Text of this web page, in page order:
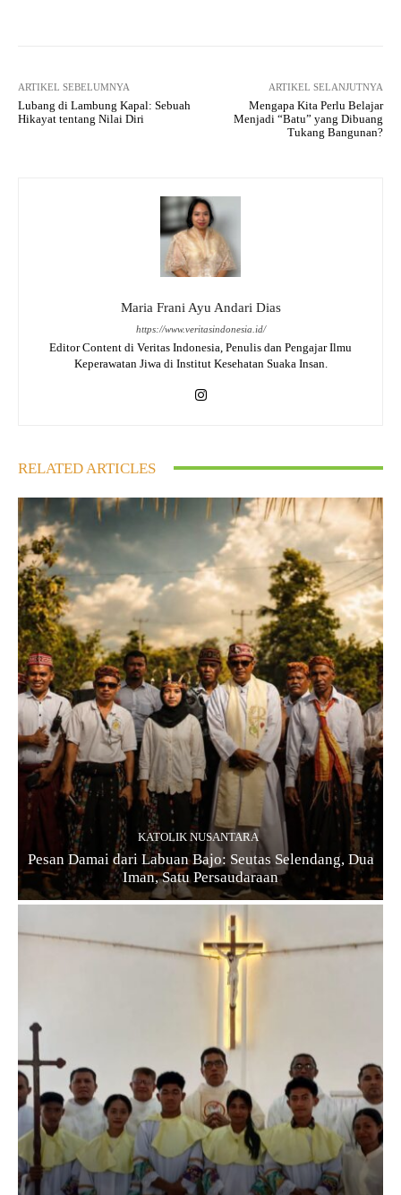
ARTIKEL SEBELUMNYA
Lubang di Lambung Kapal: Sebuah
Hikayat tentang Nilai Diri
ARTIKEL SELANJUTNYA
Mengapa Kita Perlu Belajar
Menjadi “Batu” yang Dibuang
Tukang Bangunan?
Maria Frani Ayu Andari Dias
https://www.veritasindonesia.id/
Editor Content di Veritas Indonesia, Penulis dan Pengajar Ilmu
Keperawatan Jiwa di Institut Kesehatan Suaka Insan.
RELATED ARTICLES
KATOLIK NUSANTARA
Pesan Damai dari Labuan Bajo: Seutas Selendang, Dua
Iman, Satu Persaudaraan